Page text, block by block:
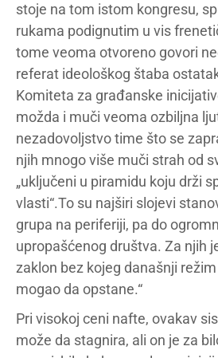
stoje na tom istom kongresu,
rukama podignutim u vis
tome veoma otvoreno govori
referat ideološkog štaba
Komiteta za građanske
možda i muči veoma ozbiljna
nezadovoljstvo time što se
njih mnogo više muči strah od
„uključeni u piramidu koju drži
vlasti“.To su najširi slojevi
grupa na periferiji, pa do
upropašćenog društva. Za njih
zaklon bez kojeg današnji
mogao da opstane.“
Pri visokoj ceni nafte, ovakav
može da stagnira, ali on je za